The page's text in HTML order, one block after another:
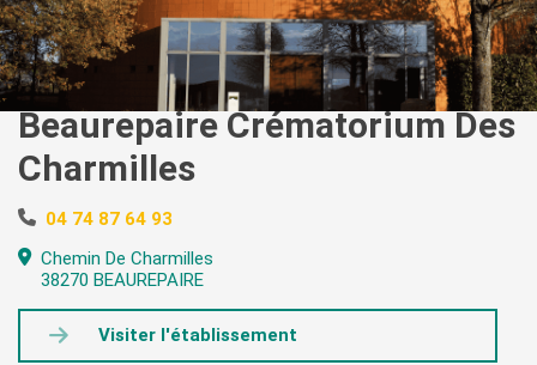
Beaurepaire Crématorium Des
Charmilles
04 74 87 64 93
Chemin De Charmilles
38270 BEAUREPAIRE
Visiter l'établissement